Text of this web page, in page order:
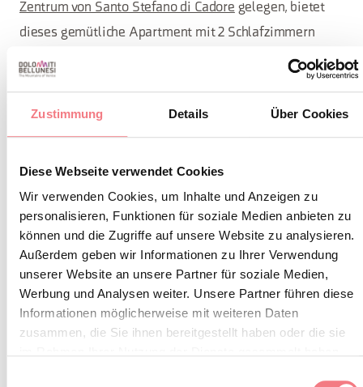
Zustimmung Details Über Cookies
Diese Webseite verwendet Cookies
Wir verwenden Cookies, um Inhalte und Anzeigen zu
personalisieren, Funktionen für soziale Medien anbieten zu
können und die Zugriffe auf unsere Website zu analysieren.
Außerdem geben wir Informationen zu Ihrer Verwendung
unserer Website an unsere Partner für soziale Medien,
Werbung und Analysen weiter. Unsere Partner führen diese
Informationen möglicherweise mit weiteren Daten
zusammen, die Sie ihnen bereitgestellt haben oder die sie
Zentrum von Santo Stefano di Cadoregelegen, bietet
dieses gemütliche Apartment mit 2 Schlafzimmern
Zugang zu einer Vielzahl von Outdoor-Aktivitäten,
während die Wärme eines privaten Gartens eine ruhige
Atmosphäre schafft, um sich nach einem Tag voller
Erkundungen zu entspannen.
Ein Aufenthalt, der
begeistert!
Die strategische Lage machtCasa D'Ambrosleicht mit
dem Auto erreichbar und in der Nähe aller
Annehmlichkeiten: Bars, Pizzerien, Restaurants,